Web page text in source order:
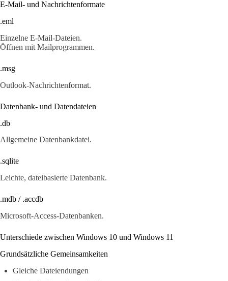
E-Mail- und Nachrichtenformate
.eml
Einzelne E-Mail-Dateien.
Öffnen mit Mailprogrammen.
.msg
Outlook-Nachrichtenformat.
Datenbank- und Datendateien
.db
Allgemeine Datenbankdatei.
.sqlite
Leichte, dateibasierte Datenbank.
.mdb / .accdb
Microsoft-Access-Datenbanken.
Unterschiede zwischen Windows 10 und Windows 11
Grundsätzliche Gemeinsamkeiten
Gleiche Dateiendungen